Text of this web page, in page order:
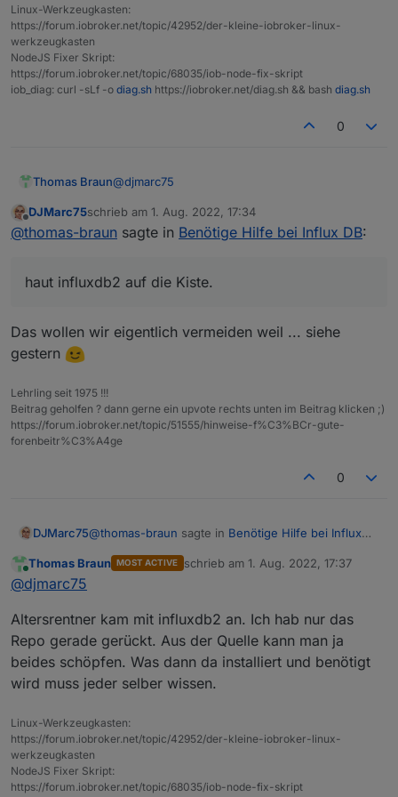
Linux-Werkzeugkasten:
https://forum.iobroker.net/topic/42952/der-kleine-iobroker-linux-
werkzeugkasten
NodeJS Fixer Skript:
https://forum.iobroker.net/topic/68035/iob-node-fix-skript
iob_diag: curl -sLf -o diag.sh https://iobroker.net/diag.sh && bash diag.sh
0
Thomas Braun@djmarc75
Offline
DJMarc75schrieb am 1. Aug. 2022, 17:34
zuletzt editiert von
@thomas-braun sagte in Benötige Hilfe bei Influx DB:
haut influxdb2 auf die Kiste.
Das wollen wir eigentlich vermeiden weil ... siehe
gestern
Lehrling seit 1975 !!!
Beitrag geholfen ? dann gerne ein upvote rechts unten im Beitrag klicken ;)
https://forum.iobroker.net/topic/51555/hinweise-f%C3%BCr-gute-
forenbeitr%C3%A4ge
0
DJMarc75@thomas-braun sagte in Benötige Hilfe bei Influx
Das wollen wir eigentlich vermeiden weil ... siehe
gestern
Online
Thomas Braun MOST ACTIVE schrieb am 1. Aug. 2022, 17:37
zuletzt editiert von
@djmarc75
Altersrentner kam mit influxdb2 an. Ich hab nur das
Repo gerade gerückt. Aus der Quelle kann man ja
beides schöpfen. Was dann da installiert und benötigt
wird muss jeder selber wissen.
Linux-Werkzeugkasten:
https://forum.iobroker.net/topic/42952/der-kleine-iobroker-linux-
werkzeugkasten
NodeJS Fixer Skript:
https://forum.iobroker.net/topic/68035/iob-node-fix-skript